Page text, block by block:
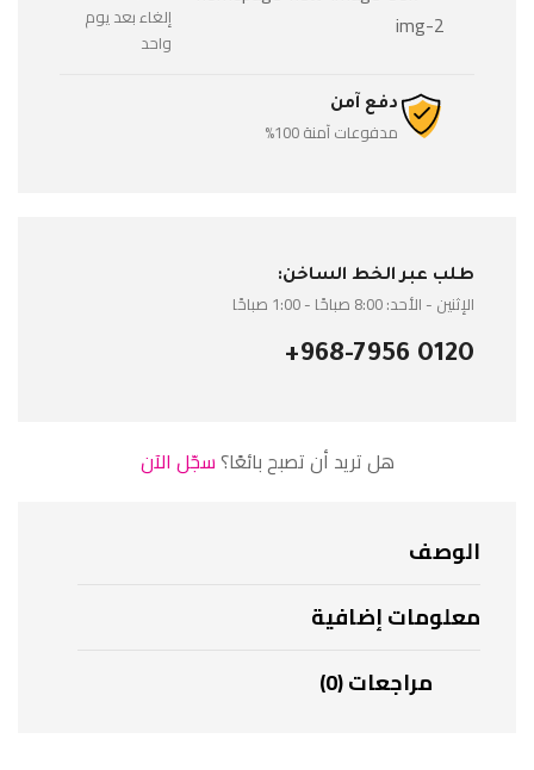
إلغاء بعد يوم
واحد
دفع آمن
مدفوعات آمنة 100%
طلب عبر الخط الساخن:
الإثنين - الأحد: 8:00 صباحًا - 1:00 صباحًا
+968-7956 0120
هل تريد أن تصبح بائعًا؟سجّل الآن
الوصف
معلومات إضافية
مراجعات (0)